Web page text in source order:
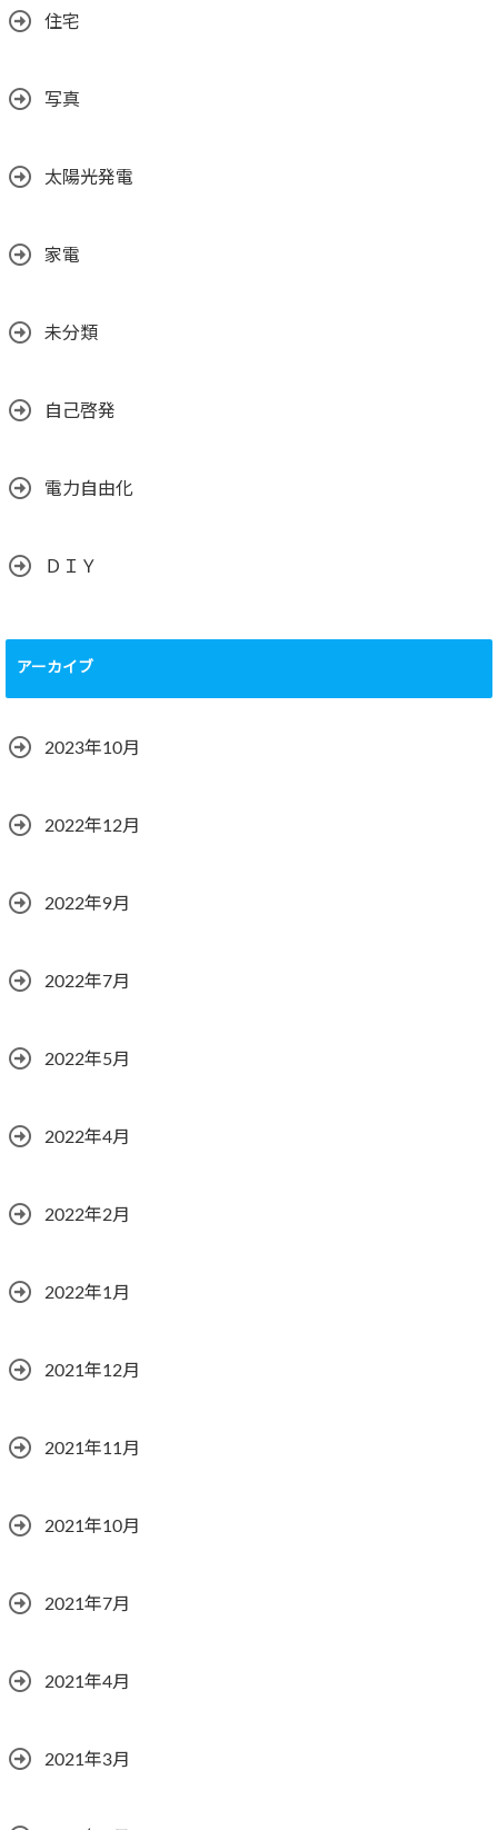
住宅
写真
太陽光発電
家電
未分類
自己啓発
電力自由化
ＤＩＹ
アーカイブ
2023年10月
2022年12月
2022年9月
2022年7月
2022年5月
2022年4月
2022年2月
2022年1月
2021年12月
2021年11月
2021年10月
2021年7月
2021年4月
2021年3月